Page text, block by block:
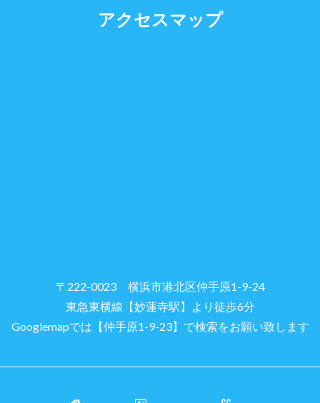
アクセスマップ
〒222-0023 横浜市港北区仲手原1-9-24
東急東横線【妙蓮寺駅】より徒歩6分
Googlemapでは【仲手原1-9-23】で検索をお願い致します